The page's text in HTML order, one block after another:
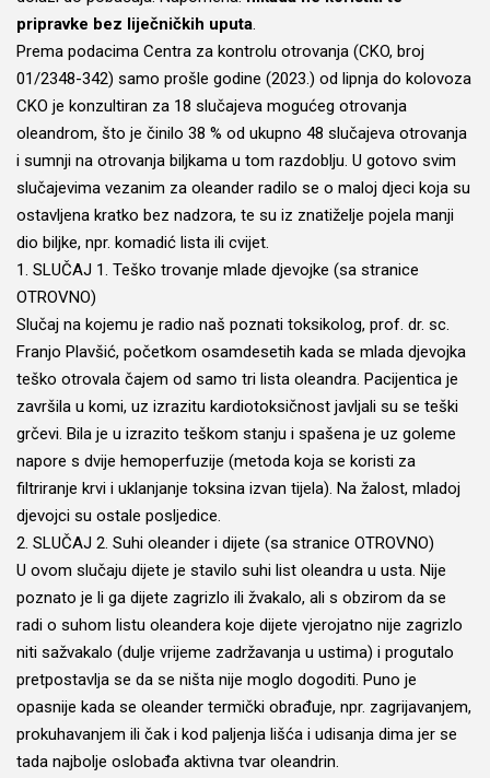
pripravke bez liječničkih uputa.
Prema podacima Centra za kontrolu otrovanja (CKO, broj
01/2348-342) samo prošle godine (2023.) od lipnja do kolovoza
CKO je konzultiran za 18 slučajeva mogućeg otrovanja
oleandrom, što je činilo 38 % od ukupno 48 slučajeva otrovanja
i sumnji na otrovanja biljkama u tom razdoblju. U gotovo svim
slučajevima vezanim za oleander radilo se o maloj djeci koja su
ostavljena kratko bez nadzora, te su iz znatiželje pojela manji
dio biljke, npr. komadić lista ili cvijet.
1. SLUČAJ 1. Teško trovanje mlade djevojke (sa stranice
OTROVNO)
Slučaj na kojemu je radio naš poznati toksikolog, prof. dr. sc.
Franjo Plavšić, početkom osamdesetih kada se mlada djevojka
teško otrovala čajem od samo tri lista oleandra. Pacijentica je
završila u komi, uz izrazitu kardiotoksičnost javljali su se teški
grčevi. Bila je u izrazito teškom stanju i spašena je uz goleme
napore s dvije hemoperfuzije (metoda koja se koristi za
filtriranje krvi i uklanjanje toksina izvan tijela). Na žalost, mladoj
djevojci su ostale posljedice.
2. SLUČAJ 2. Suhi oleander i dijete (sa stranice OTROVNO)
U ovom slučaju dijete je stavilo suhi list oleandra u usta. Nije
poznato je li ga dijete zagrizlo ili žvakalo, ali s obzirom da se
radi o suhom listu oleandera koje dijete vjerojatno nije zagrizlo
niti sažvakalo (dulje vrijeme zadržavanja u ustima) i progutalo
pretpostavlja se da se ništa nije moglo dogoditi. Puno je
opasnije kada se oleander termički obrađuje, npr. zagrijavanjem,
prokuhavanjem ili čak i kod paljenja lišća i udisanja dima jer se
tada najbolje oslobađa aktivna tvar oleandrin.